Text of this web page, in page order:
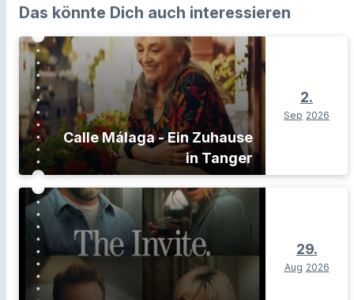
Das könnte Dich auch interessieren
Calle Málaga - Ein Zuhause
in Tanger
2.
Sep 2026
29.
Aug 2026